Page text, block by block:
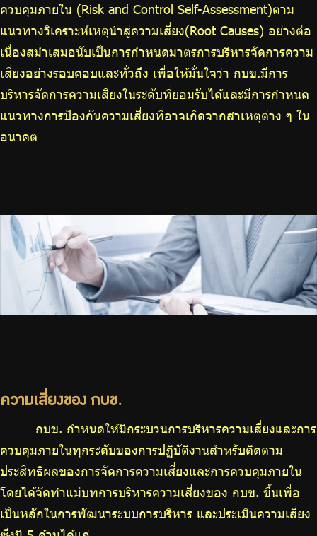
ควบคุมภายใน (Risk and Control Self-Assessment)ตาม
แนวทางวิเคราะห์เหตุนำสู่ความเสี่ยง(Root Causes) อย่างต่อ
เนื่องสม่ำเสมอนับเป็นการกำหนดมาตรการบริหารจัดการความ
เสี่ยงอย่างรอบคอบและทั่วถึง เพื่อให้มั่นใจว่า กบข.มีการ
บริหารจัดการความเสี่ยงในระดับที่ยอมรับได้และมีการกำหนด
แนวทางการป้องกันความเสี่ยงที่อาจเกิดจากสาเหตุต่าง ๆ ใน
อนาคต
ความเสี่ยงของ กบข.
กบข. กำหนดให้มีกระบวนการบริหารความเสี่ยงและการ
ควบคุมภายในทุกระดับของการปฏิบัติงานสำหรับติดตาม
ประสิทธิผลของการจัดการความเสี่ยงและการควบคุมภายใน
โดยได้จัดทำแม่บทการบริหารความเสี่ยงของ กบข. ขึ้นเพื่อ
เป็นหลักในการพัฒนาระบบการบริหาร และประเมินความเสี่ยง